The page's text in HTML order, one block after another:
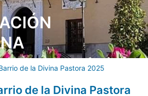
de la Divina Pastora 2025
de la Divina Pastora